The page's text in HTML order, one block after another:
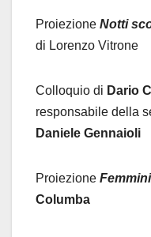
Proiezione Notti
di Lorenzo Vitrone
Colloquio di Dario
responsabile della
Daniele Gennaioli
Proiezione
Columba